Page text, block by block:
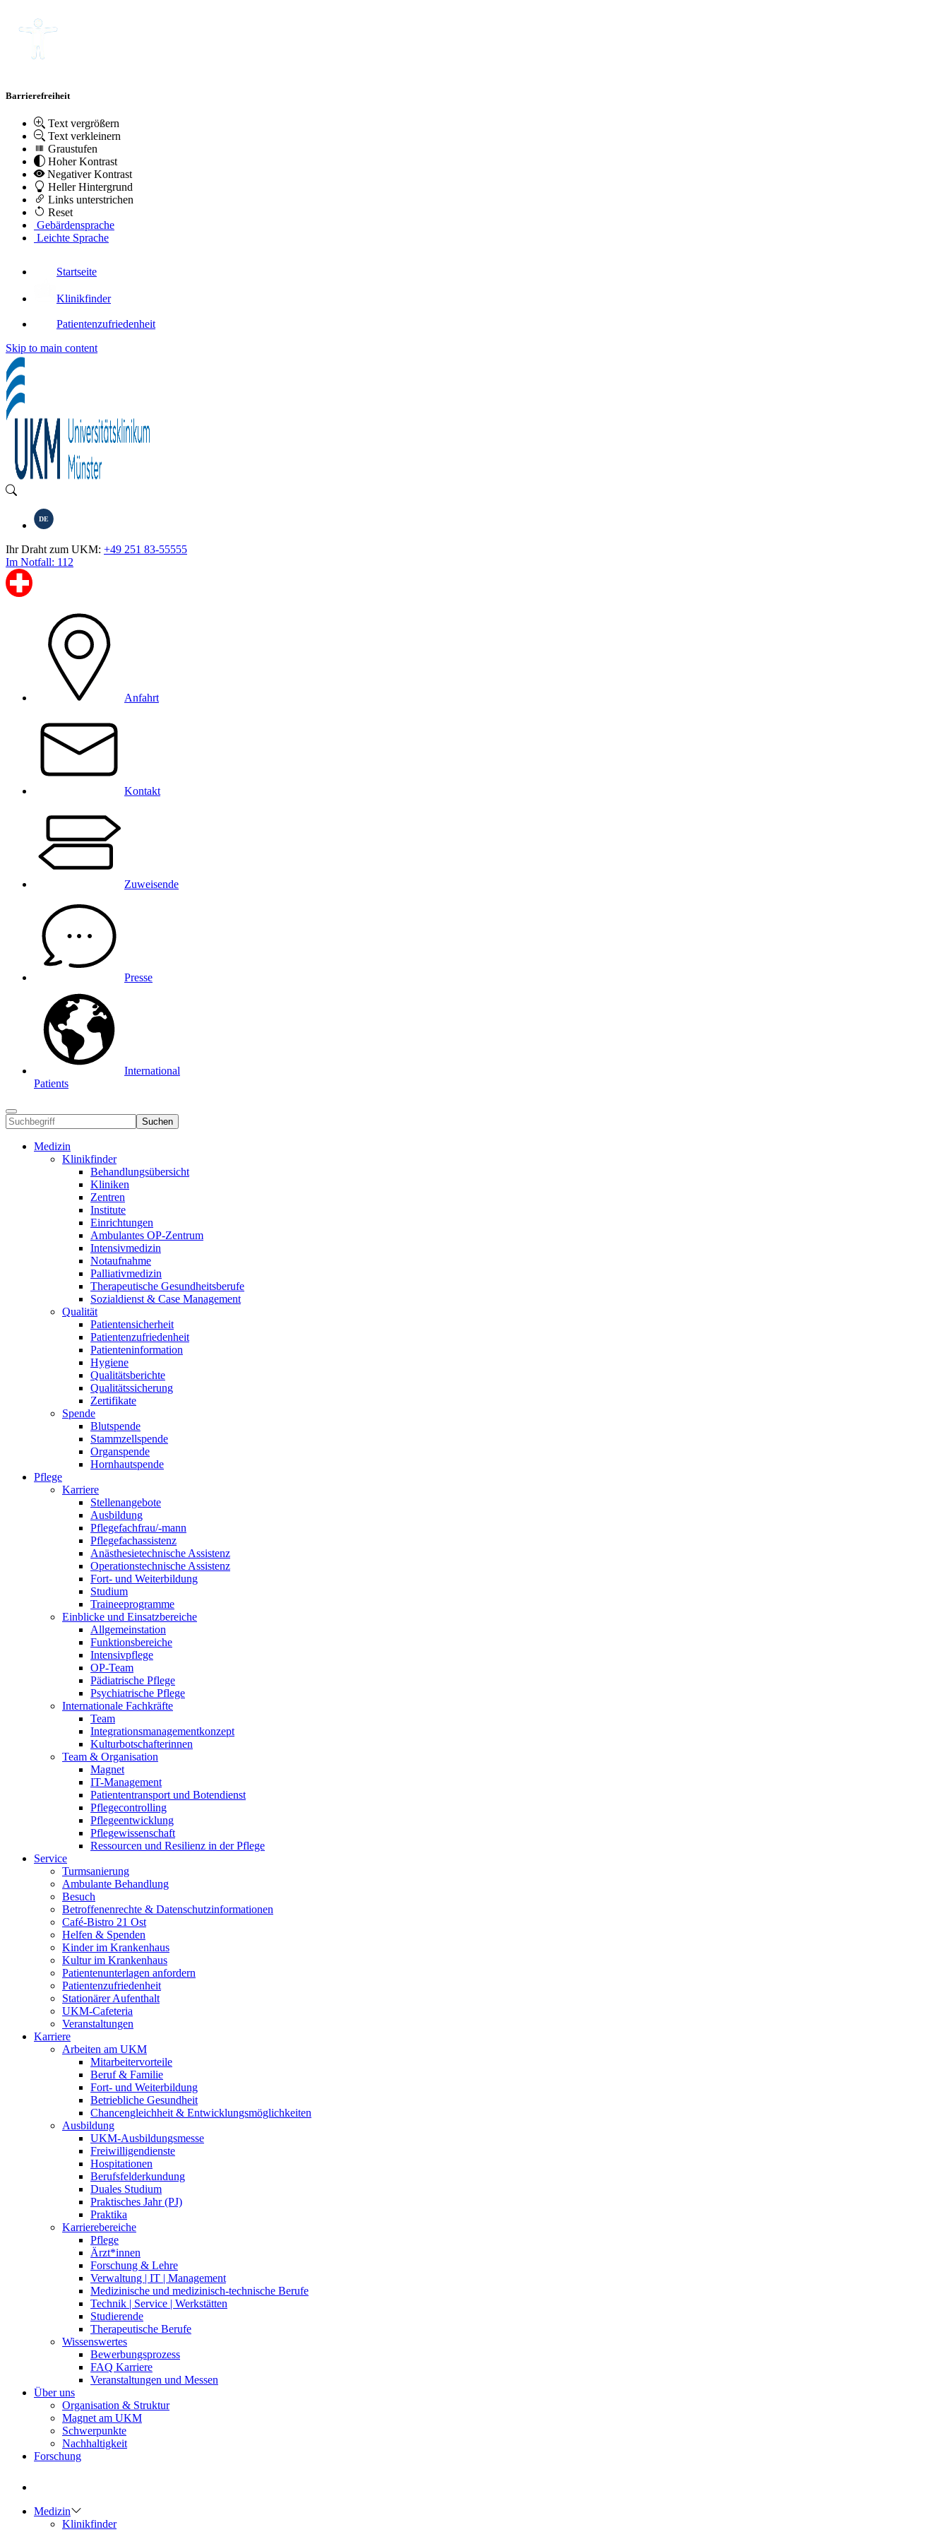
Barrierefreiheit
Text vergrößern
Text verkleinern
Graustufen
Hoher Kontrast
Negativer Kontrast
Heller Hintergrund
Links unterstrichen
Reset
Gebärdensprache
Leichte Sprache
Startseite
Klinikfinder
Patientenzufriedenheit
Skip to main content
DE
Ihr Draht zum UKM: +49 251 83-55555
Im Notfall: 112
Anfahrt
Kontakt
Zuweisende
Presse
International
Patients
Suchen
Medizin
Klinikfinder
Behandlungsübersicht
Kliniken
Zentren
Institute
Einrichtungen
Ambulantes OP-Zentrum
Intensivmedizin
Notaufnahme
Palliativmedizin
Therapeutische Gesundheitsberufe
Sozialdienst & Case Management
Qualität
Patientensicherheit
Patientenzufriedenheit
Patienteninformation
Hygiene
Qualitätsberichte
Qualitätssicherung
Zertifikate
Spende
Blutspende
Stammzellspende
Organspende
Hornhautspende
Pflege
Karriere
Stellenangebote
Ausbildung
Pflegefachfrau/-mann
Pflegefachassistenz
Anästhesietechnische Assistenz
Operationstechnische Assistenz
Fort- und Weiterbildung
Studium
Traineeprogramme
Einblicke und Einsatzbereiche
Allgemeinstation
Funktionsbereiche
Intensivpflege
OP-Team
Pädiatrische Pflege
Psychiatrische Pflege
Internationale Fachkräfte
Team
Integrationsmanagementkonzept
Kulturbotschafterinnen
Team & Organisation
Magnet
IT-Management
Patiententransport und Botendienst
Pflegecontrolling
Pflegeentwicklung
Pflegewissenschaft
Ressourcen und Resilienz in der Pflege
Service
Turmsanierung
Ambulante Behandlung
Besuch
Betroffenenrechte & Datenschutzinformationen
Café-Bistro 21 Ost
Helfen & Spenden
Kinder im Krankenhaus
Kultur im Krankenhaus
Patientenunterlagen anfordern
Patientenzufriedenheit
Stationärer Aufenthalt
UKM-Cafeteria
Veranstaltungen
Karriere
Arbeiten am UKM
Mitarbeitervorteile
Beruf & Familie
Fort- und Weiterbildung
Betriebliche Gesundheit
Chancengleichheit & Entwicklungsmöglichkeiten
Ausbildung
UKM-Ausbildungsmesse
Freiwilligendienste
Hospitationen
Berufsfelderkundung
Duales Studium
Praktisches Jahr (PJ)
Praktika
Karrierebereiche
Pflege
Ärzt*innen
Forschung & Lehre
Verwaltung | IT | Management
Medizinische und medizinisch-technische Berufe
Technik | Service | Werkstätten
Studierende
Therapeutische Berufe
Wissenswertes
Bewerbungsprozess
FAQ Karriere
Veranstaltungen und Messen
Über uns
Organisation & Struktur
Magnet am UKM
Schwerpunkte
Nachhaltigkeit
Forschung
Medizin
Klinikfinder